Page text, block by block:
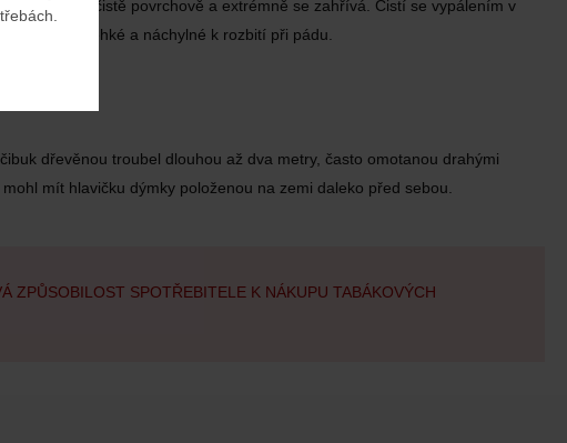
ho čistě povrchově a extrémně se zahřívá. Čistí se vypálením v
velmi křehké a náchylné k rozbití při pádu.
dřevěnou troubel dlouhou až dva metry, často omotanou drahými
mít hlavičku dýmky položenou na zemi daleko před sebou.
ZPŮSOBILOST SPOTŘEBITELE K NÁKUPU TABÁKOVÝCH